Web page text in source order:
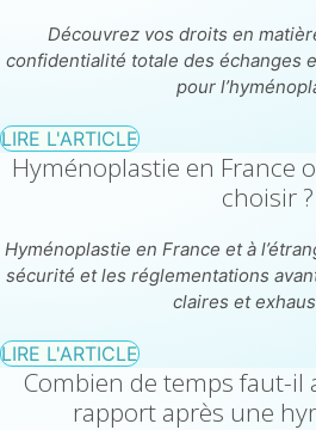
Découvrez vos droits en
confidentialité totale des échanges
pour
LIRE L'ARTICLE
Hyménoplastie en France
choisir ?
Hyménoplastie en France et à
sécurité et les réglementations
claires et
LIRE L'ARTICLE
Combien de temps faut-il
rapport après une